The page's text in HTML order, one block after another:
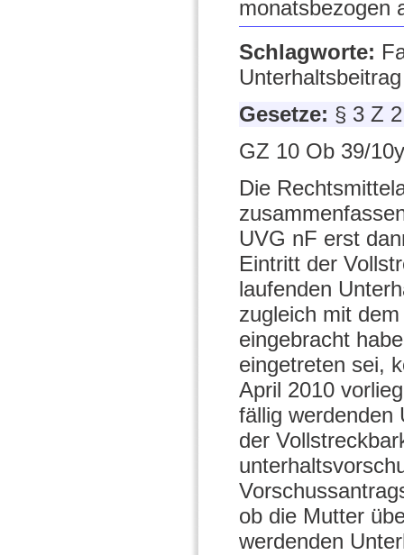
monatsbezogen
Schlagworte:
Unterhaltsbeitrag
Gesetze: § 3 Z
GZ 10 Ob 39/
Die
UVG nF erst
Eintritt der
laufenden
zugleich mit
eingebracht
eingetreten sei,
April 2010
fällig werdenden
der
ob die Mutter
werdenden